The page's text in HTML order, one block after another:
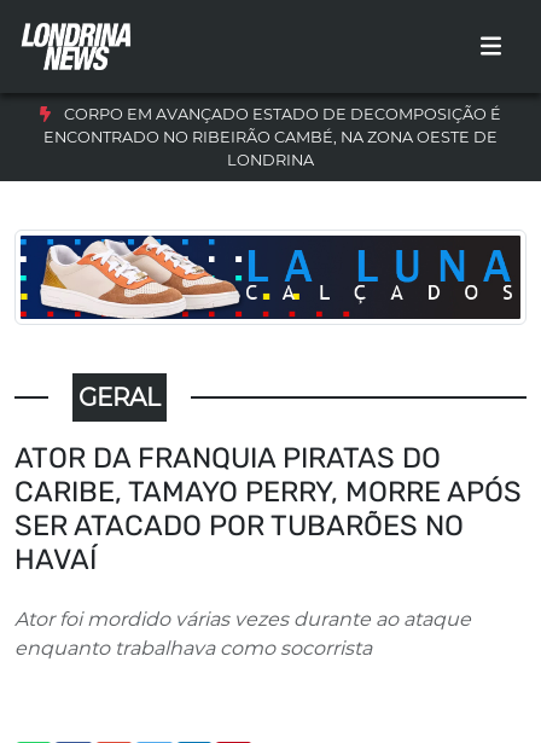
CORPO EM AVANÇADO ESTADO DE DECOMPOSIÇÃO É
ENCONTRADO NO RIBEIRÃO CAMBÉ, NA ZONA OESTE DE
LONDRINA
GERAL
ATOR DA FRANQUIA PIRATAS DO
CARIBE, TAMAYO PERRY, MORRE APÓS
SER ATACADO POR TUBARÕES NO
HAVAÍ
Ator foi mordido várias vezes durante ao ataque
enquanto trabalhava como socorrista